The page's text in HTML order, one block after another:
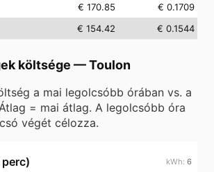
€ 170.85
€ 0.1709
€ 154.42 € 0.1544
költsége —Toulon
a mai legolcsóbb órában vs. a
= mai átlag. A legolcsóbb óra
végét célozza.
6